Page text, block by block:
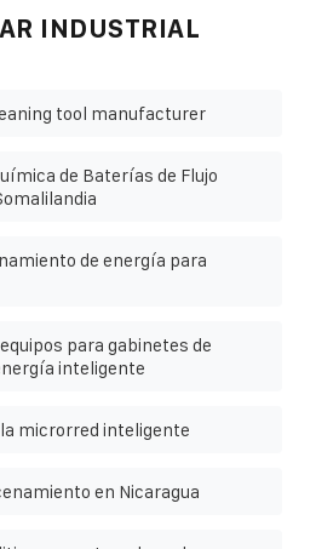
INDUSTRIAL
tool manufacturer
de Baterías de Flujo
de energía para
para gabinetes de
inteligente
la microrred inteligente
en Nicaragua